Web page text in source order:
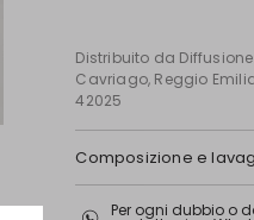
Distribuito da
Cavriago, Reggio
42025
Composizione e
candeggiare; non
Per ogni dubbio o